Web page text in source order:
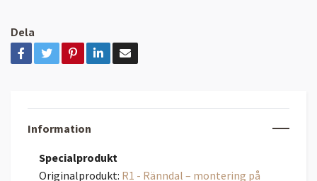
Dela
Information
Specialprodukt
Originalprodukt: R1 - Ränndal – montering på